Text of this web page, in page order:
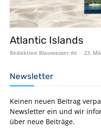
Atlantic Islands
Redaktion Blauwasser.de - 23.
Newsletter
Keinen neuen Beitrag
Newsletter ein und wir
über neue Beiträge.